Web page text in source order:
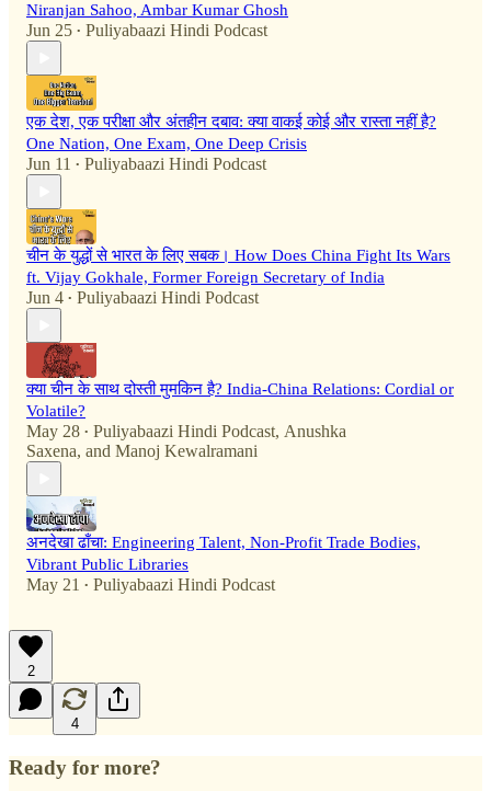
Niranjan Sahoo, Ambar Kumar Ghosh
Jun 25 • Puliyabaazi Hindi Podcast
एक देश, एक परीक्षा और अंतहीन दबाव: क्या वाकई कोई और रास्ता नहीं है?
One Nation, One Exam, One Deep Crisis
Jun 11 • Puliyabaazi Hindi Podcast
चीन के युद्धों से भारत के लिए सबक। How Does China Fight Its Wars
ft. Vijay Gokhale, Former Foreign Secretary of India
Jun 4 • Puliyabaazi Hindi Podcast
क्या चीन के साथ दोस्ती मुमकिन है? India-China Relations: Cordial or
Volatile?
May 28 • Puliyabaazi Hindi Podcast, Anushka
Saxena, and Manoj Kewalramani
अनदेखा ढाँचा: Engineering Talent, Non-Profit Trade Bodies,
Vibrant Public Libraries
May 21 • Puliyabaazi Hindi Podcast
2
4
Ready for more?